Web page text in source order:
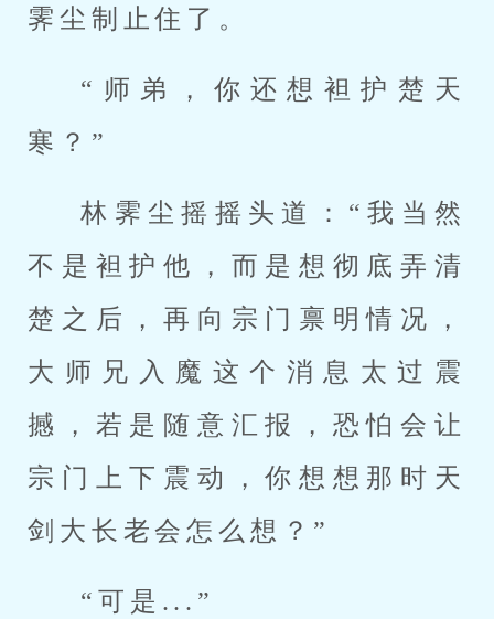
霁尘制止住了。
“师弟，你还想袒护楚天
寒？”
林霁尘摇摇头道：“我当然
不是袒护他，而是想彻底弄清
楚之后，再向宗门禀明情况，
大师兄入魔这个消息太过震
撼，若是随意汇报，恐怕会让
宗门上下震动，你想想那时天
剑大长老会怎么想？”
“可是...”